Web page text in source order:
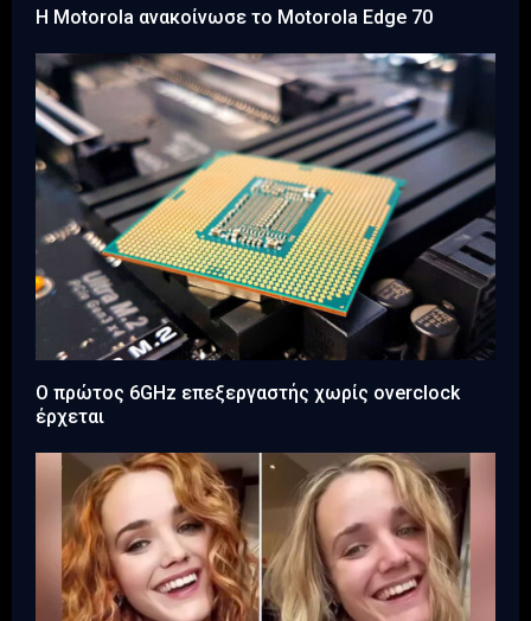
Η Motorola ανακοίνωσε το Motorola Edge 70
Ο πρώτος 6GHz επεξεργαστής χωρίς overclock
έρχεται